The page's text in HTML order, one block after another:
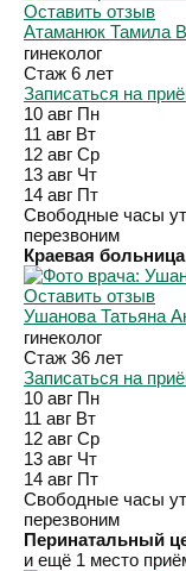
Оставить отзыв
Атаманюк Тамила
гинеколог
Стаж 6 лет
Записаться на
10 авг Пн
11 авг Вт
12 авг Ср
13 авг Чт
14 авг Пт
Свободные часы
перезвоним
Краевая больница
Оставить отзыв
Ушанова Татьяна
гинеколог
Стаж 36 лет
Записаться на
10 авг Пн
11 авг Вт
12 авг Ср
13 авг Чт
14 авг Пт
Свободные часы
перезвоним
Перинатальный
и ещё 1 место